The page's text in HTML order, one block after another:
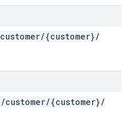
customer/{customer}/
/customer/{customer}/